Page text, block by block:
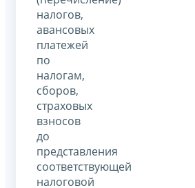
налогов,
авансовых
платежей
по
налогам,
сборов,
страховых
взносов
до
представления
соответствующей
налоговой